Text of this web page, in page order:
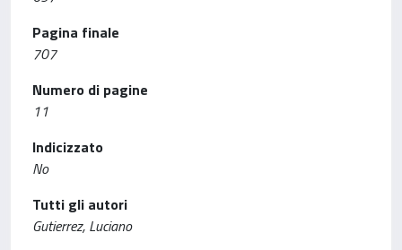
Pagina finale
707
Numero di pagine
11
Indicizzato
No
Tutti gli autori
Gutierrez, Luciano